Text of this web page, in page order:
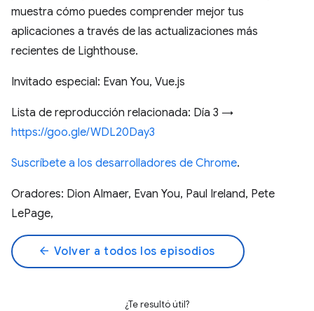
muestra cómo puedes comprender mejor tus
aplicaciones a través de las actualizaciones más
recientes de Lighthouse.
Invitado especial: Evan You, Vue.js
Lista de reproducción relacionada: Día 3 →
https://goo.gle/WDL20Day3
Suscríbete a los desarrolladores de Chrome.
Oradores: Dion Almaer, Evan You, Paul Ireland, Pete
LePage,
arrow_back Volver a todos los episodios
¿Te resultó útil?